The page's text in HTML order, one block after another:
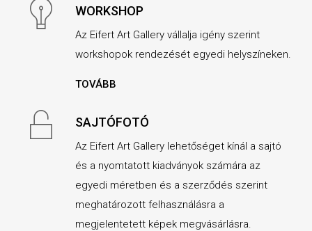
WORKSHOP
Az Eifert Art Gallery vállalja igény szerint
workshopok rendezését egyedi helyszíneken.
TOVÁBB
SAJTÓFOTÓ
Az Eifert Art Gallery lehetőséget kínál a sajtó
és a nyomtatott kiadványok számára az
egyedi méretben és a szerződés szerint
meghatározott felhasználásra a
megjelentetett képek megvásárlásra.